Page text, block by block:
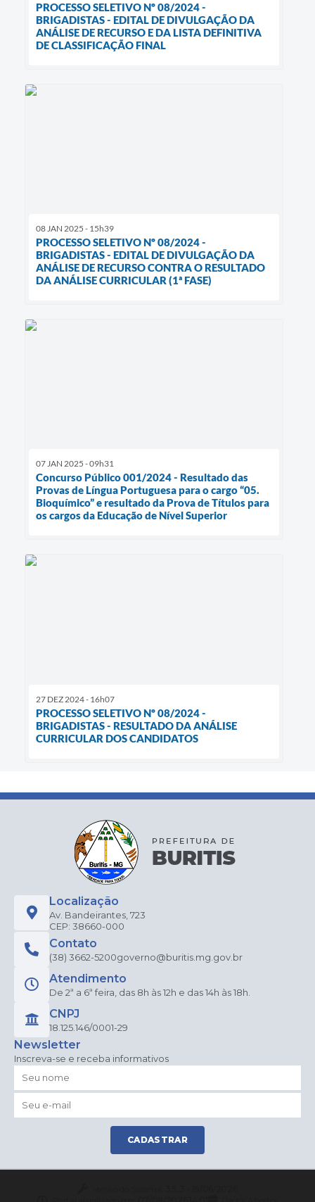
PROCESSO SELETIVO Nº 08/2024 -
BRIGADISTAS - EDITAL DE DIVULGAÇÃO DA
ANÁLISE DE RECURSO E DA LISTA DEFINITIVA
DE CLASSIFICAÇÃO FINAL
08 JAN 2025 - 15h39
PROCESSO SELETIVO Nº 08/2024 -
BRIGADISTAS - EDITAL DE DIVULGAÇÃO DA
ANÁLISE DE RECURSO CONTRA O RESULTADO
DA ANÁLISE CURRICULAR (1ª FASE)
07 JAN 2025 - 09h31
Concurso Público 001/2024 - Resultado das
Provas de Língua Portuguesa para o cargo “05.
Bioquímico” e resultado da Prova de Títulos para
os cargos da Educação de Nível Superior
27 DEZ 2024 - 16h07
PROCESSO SELETIVO Nº 08/2024 -
BRIGADISTAS - RESULTADO DA ANÁLISE
CURRICULAR DOS CANDIDATOS
Localização
Av. Bandeirantes, 723
CEP: 38660-000
Contato
(38) 3662-5200governo@buritis.mg.gov.br
Atendimento
De 2ª a 6ª feira, das 8h às 12h e das 14h às 18h.
CNPJ
18.125.146/0001-29
Newsletter
Inscreva-se e receba informativos
CADASTRAR